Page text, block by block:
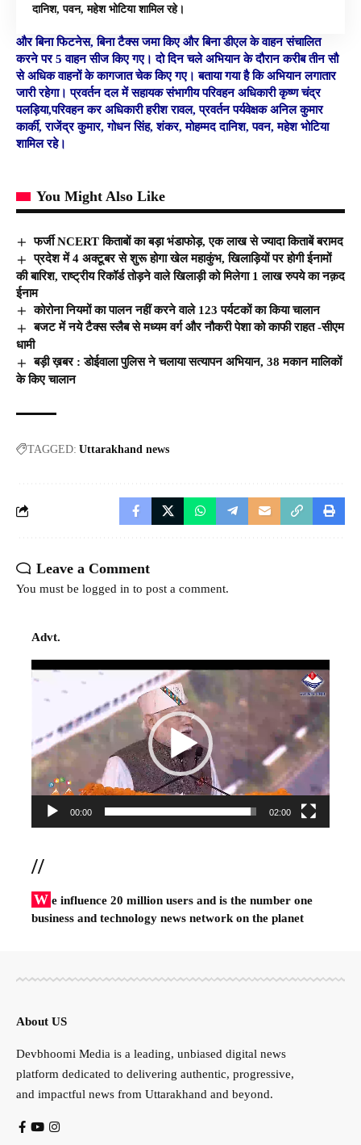
दानिश, पवन, महेश भोटिया शामिल रहे।
और बिना फिटनेस, बिना टैक्स जमा किए और बिना डीएल के वाहन संचालित
करने पर 5 वाहन सीज किए गए। दो दिन चले अभियान के दौरान करीब तीन सौ
से अधिक वाहनों के कागजात चेक किए गए। बताया गया है कि अभियान लगातार
जारी रहेगा। प्रवर्तन दल में सहायक संभागीय परिवहन अधिकारी कृष्ण चंद्र
पलड़िया,परिवहन कर अधिकारी हरीश रावल, प्रवर्तन पर्यवेक्षक अनिल कुमार
कार्की, राजेंद्र कुमार, गोधन सिंह, शंकर, मोहम्मद दानिश, पवन, महेश भोटिया
शामिल रहे।
You Might Also Like
फर्जी NCERT किताबों का बड़ा भंडाफोड़, एक लाख से ज्यादा किताबें बरामद
प्रदेश में 4 अक्टूबर से शुरू होगा खेल महाकुंभ, खिलाड़ियों पर होगी ईनामों
की बारिश, राष्ट्रीय रिकॉर्ड तोड़ने वाले खिलाड़ी को मिलेगा 1 लाख रुपये का नक़द
ईनाम
कोरोना नियमों का पालन नहीं करने वाले 123 पर्यटकों का किया चालान
बजट में नये टैक्स स्लैब से मध्यम वर्ग और नौकरी पेशा को काफी राहत -सीएम
धामी
बड़ी ख़बर : डोईवाला पुलिस ने चलाया सत्यापन अभियान, 38 मकान मालिकों
के किए चालान
TAGGED: Uttarakhand news
Leave a Comment
You must be logged in to post a comment.
Advt.
Video
00:00 02:00
//
W e influence 20 million users and is the number one
business and technology news network on the planet
About US
Devbhoomi Media is a leading, unbiased digital news
platform dedicated to delivering authentic, progressive,
and impactful news from Uttarakhand and beyond.